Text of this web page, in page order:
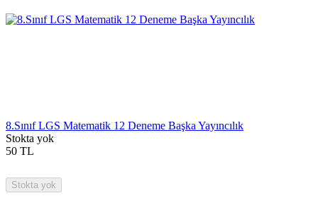
8.Sınıf LGS Matematik 12 Deneme Başka Yayıncılık
Stokta yok
50 TL
Stokta yok